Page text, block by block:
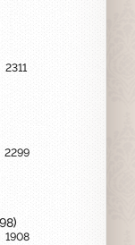
2311
2299
1908